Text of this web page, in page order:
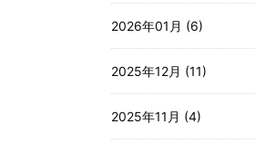
2026年01月 (6)
2025年12月 (11)
2025年11月 (4)